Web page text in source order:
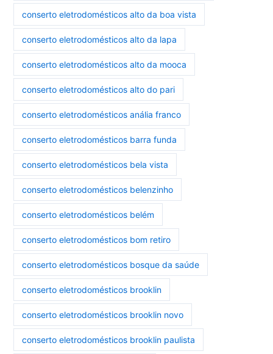
conserto eletrodomésticos alto da boa vista
conserto eletrodomésticos alto da lapa
conserto eletrodomésticos alto da mooca
conserto eletrodomésticos alto do pari
conserto eletrodomésticos anália franco
conserto eletrodomésticos barra funda
conserto eletrodomésticos bela vista
conserto eletrodomésticos belenzinho
conserto eletrodomésticos belém
conserto eletrodomésticos bom retiro
conserto eletrodomésticos bosque da saúde
conserto eletrodomésticos brooklin
conserto eletrodomésticos brooklin novo
conserto eletrodomésticos brooklin paulista